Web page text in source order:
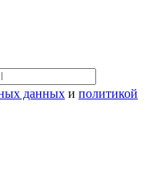
данных и политикой